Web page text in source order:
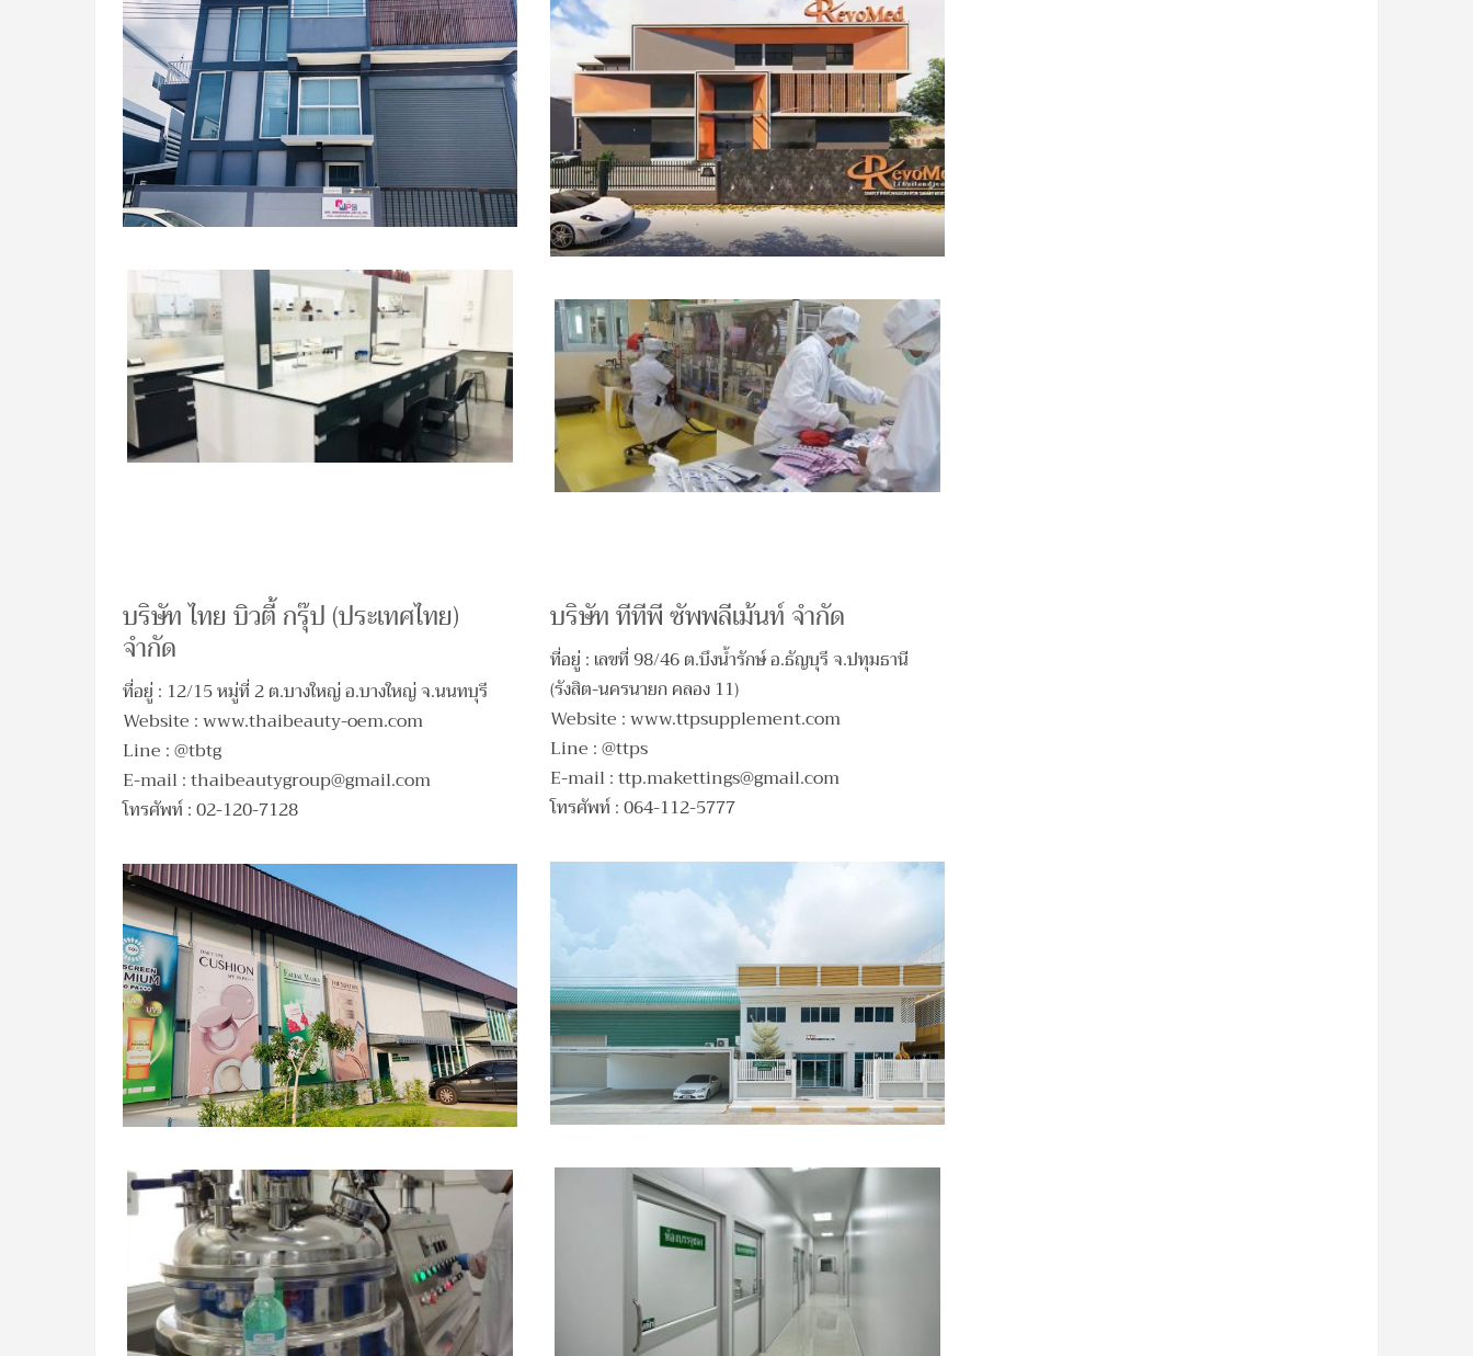
บริษัท ไทย บิวตี้ กรุ๊ป (ประเทศไทย)
จำกัด
ที่อยู่ : 12/15 หมู่ที่ 2 ต.บางใหญ่ อ.บางใหญ่ จ.นนทบุรี
Website : www.thaibeauty-oem.com
Line : @tbtg
E-mail :thaibeautygroup@gmail.com
โทรศัพท์ : 02-120-7128
บริษัท ทีทีพี ซัพพลีเม้นท์ จำกัด
ที่อยู่ : เลขที่ 98/46 ต.บึงน้ำรักษ์ อ.ธัญบุรี จ.ปทุมธานี
(รังสิต-นครนายก คลอง 11)
Website : www.ttpsupplement.com
Line : @ttps
E-mail :ttp.makettings@gmail.com
โทรศัพท์ : 064-112-5777